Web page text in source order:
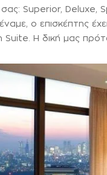
Superior, Deluxe,
ο επισκέπτης
Suite. Η δική μας